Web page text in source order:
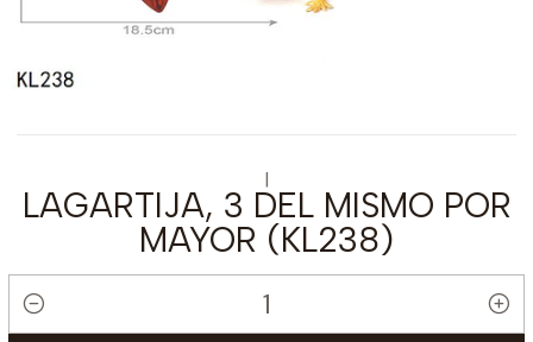
|
LAGARTIJA, 3 DEL MISMO POR
MAYOR (KL238)
Cantidad